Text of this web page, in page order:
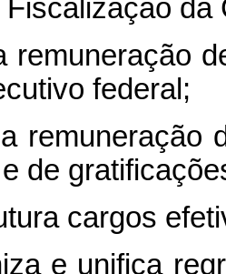
remuneração
federal;
remuneração
de
cargos
e unifica